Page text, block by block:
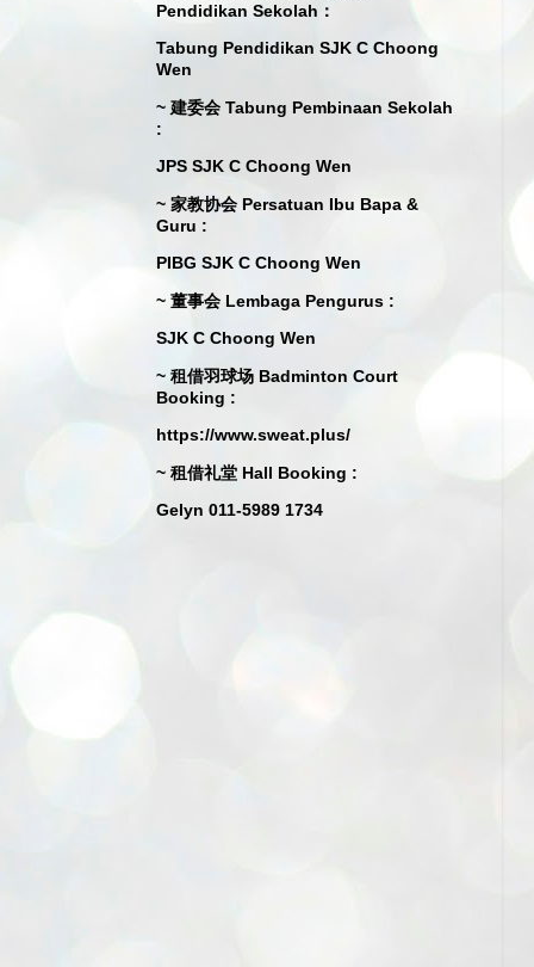
Pendidikan Sekolah：
Tabung Pendidikan SJK C Choong
Wen
~ 建委会 Tabung Pembinaan Sekolah
:
JPS SJK C Choong Wen
~ 家教协会 Persatuan Ibu Bapa &
Guru :
PIBG SJK C Choong Wen
~ 董事会 Lembaga Pengurus :
SJK C Choong Wen
~ 租借羽球场 Badminton Court
Booking :
https://www.sweat.plus/
~ 租借礼堂 Hall Booking :
Gelyn 011-5989 1734